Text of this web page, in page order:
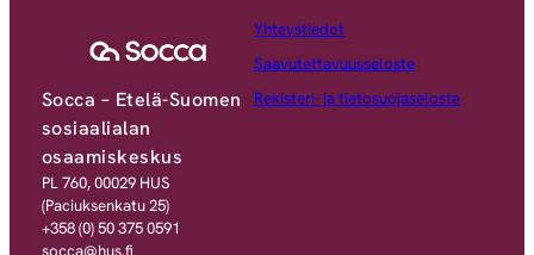
Socca – Etelä-Suomen
sosiaalialan
osaamiskeskus
PL 760, 00029 HUS
(Paciuksenkatu 25)
+358 (0) 50 375 0591
socca@hus.fi
Yhteystiedot
Saavutettavuusseloste
Rekisteri- ja tietosuojaseloste